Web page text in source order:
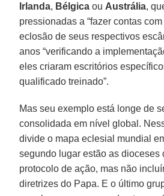
Irlanda, Bélgica ou Austrália,
pressionadas a “fazer contas
eclosão de seus respectivos
anos “verificando a
eles criaram escritórios
qualificado treinado”.
Mas seu exemplo está longe de
consolidada em nível global.
divide o mapa eclesial mundial
segundo lugar estão as dioceses
protocolo de ação, mas não
diretrizes do Papa. E o último